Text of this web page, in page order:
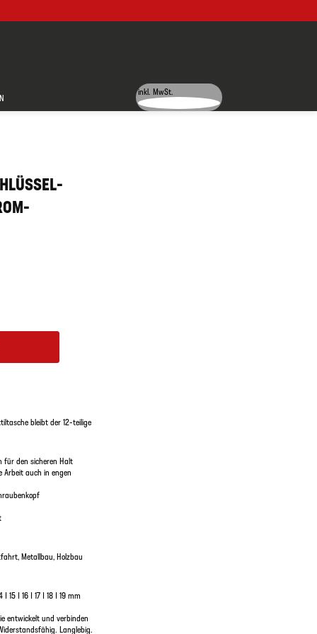
inkl. MwSt.
bleibt der 12-teilige
für den sicheren Halt
auch in engen
Metallbau, Holzbau
15 | 16 | 17 | 18 | 19 mm
entwickelt und verbinden
Langlebig.